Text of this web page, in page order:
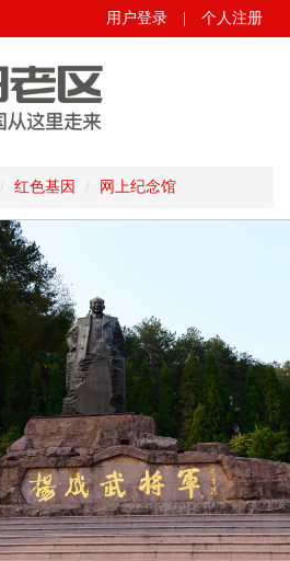
用户登录 个人注册
红色基因 网上纪念馆